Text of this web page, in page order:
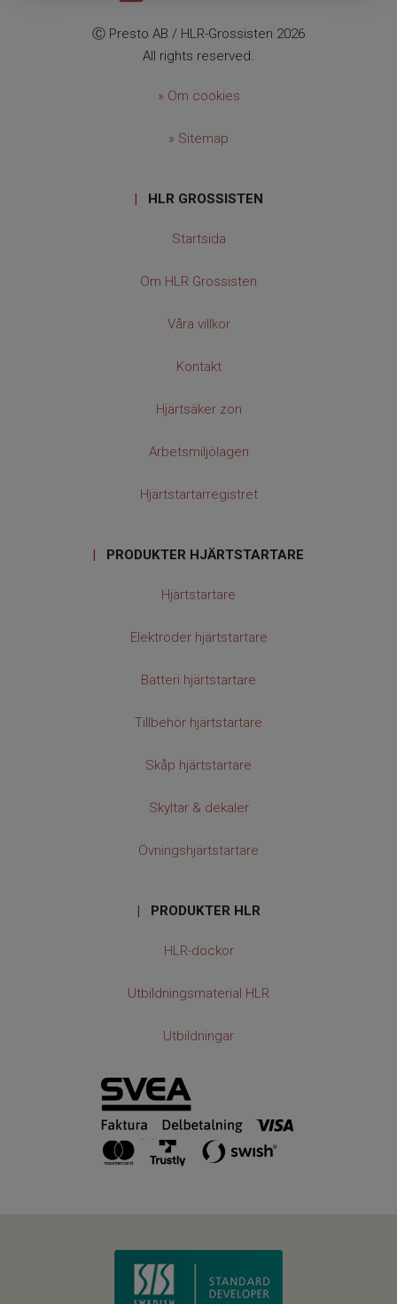
Ⓒ Presto AB / HLR-Grossisten 2026
All rights reserved.
» Om cookies
» Sitemap
| HLR GROSSISTEN
Startsida
Om HLR Grossisten
Våra villkor
Kontakt
Hjärtsäker zon
Arbetsmiljölagen
Hjärtstartarregistret
| PRODUKTER HJÄRTSTARTARE
Hjärtstartare
Elektroder hjärtstartare
Batteri hjärtstartare
Tillbehör hjärtstartare
Skåp hjärtstartare
Skyltar & dekaler
Övningshjärtstartare
| PRODUKTER HLR
HLR-dockor
Utbildningsmaterial HLR
Utbildningar